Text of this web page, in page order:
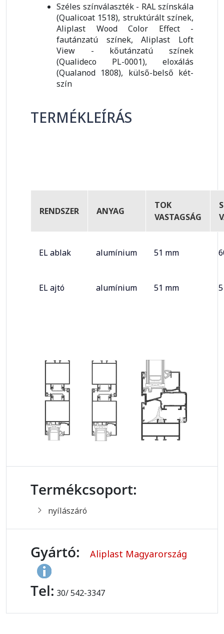
Széles színválaszték - RAL színskála
(Qualicoat 1518), struktúrált színek,
Aliplast Wood Color Effect -
fautánzatú színek, Aliplast Loft
View - kőutánzatú színek
(Qualideco PL-0001), eloxálás
(Qualanod 1808), külső-belső két-
szín
TERMÉKLEÍRÁS
RENDSZER ANYAG
TOK
VASTAGSÁG
EL ablak alumínium 51 mm
EL ajtó alumínium 51 mm
Termékcsoport:
nyílászáró
Gyártó: Aliplast Magyarország
Tel: 30/ 542-3347